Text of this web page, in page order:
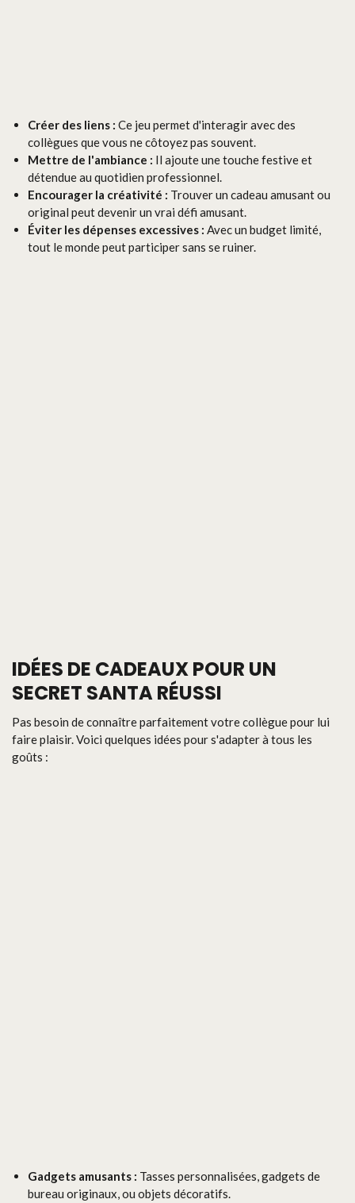
Créer des liens : Ce jeu permet d'interagir avec des
collègues que vous ne côtoyez pas souvent.
Mettre de l'ambiance : Il ajoute une touche festive et
détendue au quotidien professionnel.
Encourager la créativité : Trouver un cadeau amusant ou
original peut devenir un vrai défi amusant.
Éviter les dépenses excessives : Avec un budget limité,
tout le monde peut participer sans se ruiner.
IDÉES DE CADEAUX POUR UN
SECRET SANTA RÉUSSI
Pas besoin de connaître parfaitement votre collègue pour lui
faire plaisir. Voici quelques idées pour s'adapter à tous les
goûts :
Gadgets amusants : Tasses personnalisées, gadgets de
bureau originaux, ou objets décoratifs.